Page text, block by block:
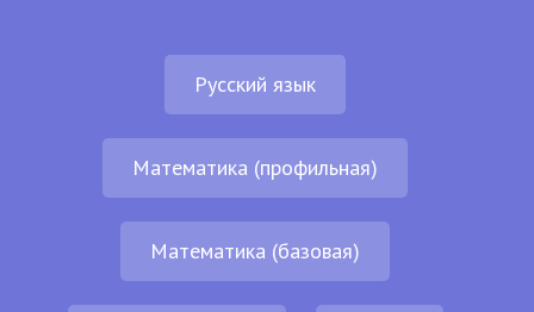
Русский язык
Математика (профильная)
Математика (базовая)